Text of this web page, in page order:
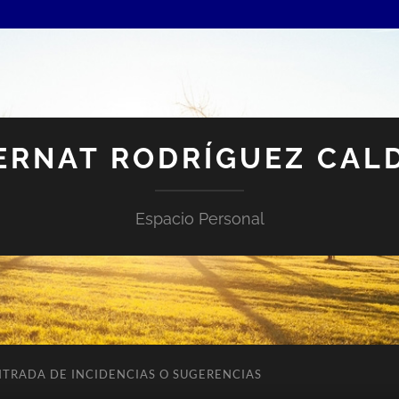
RODRÍGUEZ
Espacio Personal
DE INCIDENCIAS O SUGERENCIAS